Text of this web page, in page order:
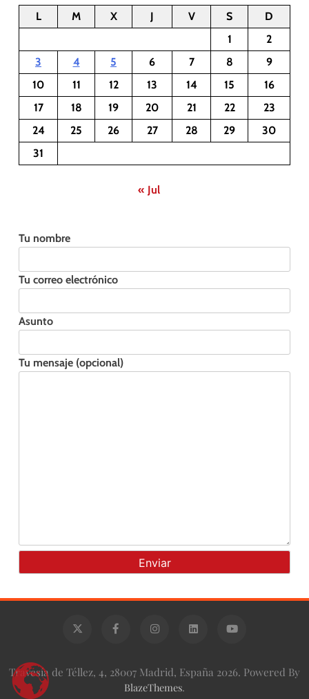
L M X J V S
D
1
2
3
4 5 6 7 8
9
10
11 12 13 14 15
16
17
18 19 20 21 22
23
24
25 26 27 28 29
30
31
« Jul
Tu nombre
Tu correo electrónico
Asunto
Tu mensaje (opcional)
Travesía de Téllez, 4, 28007 Madrid, España 2026. Powered By
BlazeThemes.